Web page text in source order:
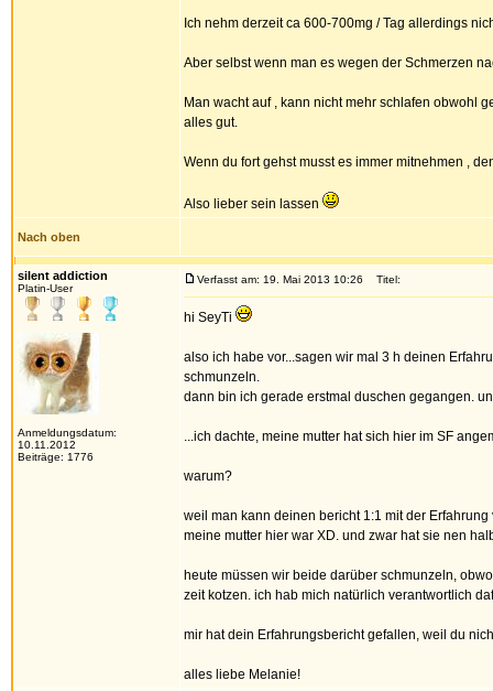
Ich nehm derzeit ca 600-700mg / Tag allerdings
Aber selbst wenn man es wegen der Schmerzen
Man wacht auf , kann nicht mehr schlafen obwohl
alles gut.
Wenn du fort gehst musst es immer mitnehmen ,
Also lieber sein lassen
Nach oben
silent addiction
Platin-User
Anmeldungsdatum:
10.11.2012
Beiträge: 1776
Verfasst am: 19. Mai 2013 10:26 Titel:
hi SeyTi
also ich habe vor...sagen wir mal 3 h deinen
schmunzeln.
dann bin ich gerade erstmal duschen gegangen.
...ich dachte, meine mutter hat sich hier im SF
warum?
weil man kann deinen bericht 1:1 mit der
meine mutter hier war XD. und zwar hat sie nen
heute müssen wir beide darüber schmunzeln,
zeit kotzen. ich hab mich natürlich verantwortlich
mir hat dein Erfahrungsbericht gefallen, weil du
alles liebe Melanie!